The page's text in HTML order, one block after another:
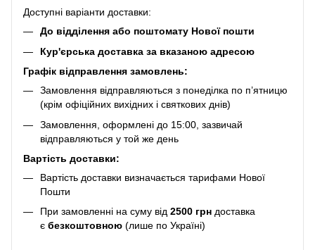
Доступні варіанти доставки:
До відділення або поштомату Нової пошти
Кур'єрська доставка за вказаною адресою
Графік відправлення замовлень:
Замовлення відправляються з понеділка по п’ятницю
(крім офіційних вихідних і святкових днів)
Замовлення, оформлені до 15:00, зазвичай
відправляються у той же день
Вартість доставки:
Вартість доставки визначається тарифами Нової
Пошти
При замовленні на суму від 2500 грн доставка
є безкоштовною (лише по Україні)